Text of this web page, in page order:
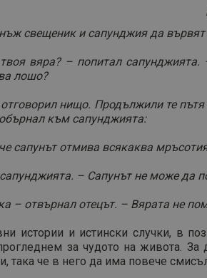
свещеник и сапунджия да вървят
вяра? – попитал
лошо?
нищо. Продължили те
към сапунджията:
сапунът отмива всякаква
– Сапунът не може да
– отвърнал отецът. – Вярата не
истории и истински случки, в
за чудото на живота. За
така че в него да има повече